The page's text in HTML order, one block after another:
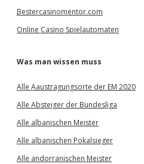
Bestercasinomentor.com
Online Casino Spielautomaten
Was man wissen muss
Alle Aaustragungsorte der EM 2020
Alle Absteiger der Bundesliga
Alle albanischen Meister
Alle albanischen Pokalsieger
Alle andorranischen Meister